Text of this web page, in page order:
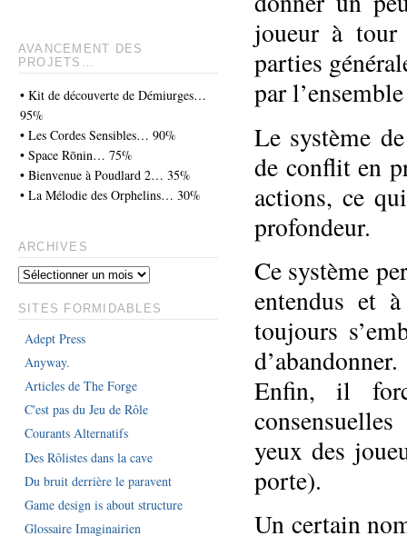
joueur à
parties
par
Le système
de conflit en
actions, ce
profondeur.
Ce système
entendus et
toujours
d’abandonner.
Enfin, il
yeux des
porte).
Un certain
AVANCEMENT DES
PROJETS…
• Kit de découverte de Démiurges…
95%
• Les Cordes Sensibles… 90%
• Space Rōnin… 75%
• Bienvenue à Poudlard 2… 35%
• La Mélodie des Orphelins… 30%
ARCHIVES
SITES FORMIDABLES
Adept Press
Anyway.
Articles de The Forge
C'est pas du Jeu de Rôle
Courants Alternatifs
Des Rôlistes dans la cave
Du bruit derrière le paravent
Game design is about structure
Glossaire Imaginairien